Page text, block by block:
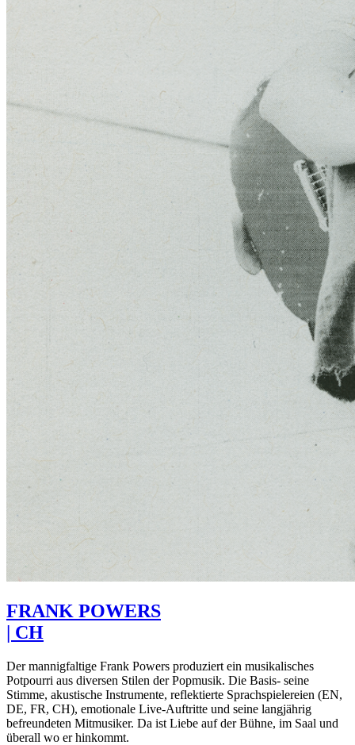
FRANK POWERS
| CH
Der mannigfaltige Frank Powers produziert ein musikalisches
Potpourri aus diversen Stilen der Popmusik. Die Basis- seine
Stimme, akustische Instrumente, reflektierte Sprachspielereien (EN,
DE, FR, CH), emotionale Live-Auftritte und seine langjährig
befreundeten Mitmusiker. Da ist Liebe auf der Bühne, im Saal und
überall wo er hinkommt.